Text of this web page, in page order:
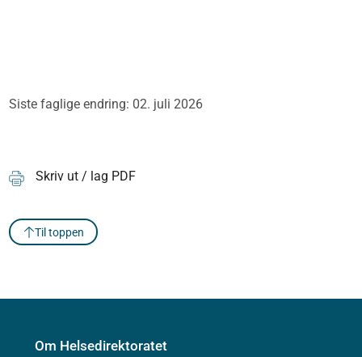
Siste faglige endring: 02. juli 2026
Skriv ut / lag PDF
Til toppen
Om Helsedirektoratet